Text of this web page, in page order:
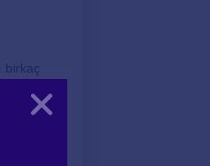
birkaç
Kapat